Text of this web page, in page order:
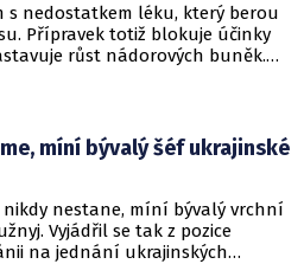
s nedostatkem léku, který berou
Přípravek totiž blokuje účinky
růst nádorových buněk.
míní bývalý šéf ukrajinské
nikdy nestane, míní bývalý vrchní
Vyjádřil se tak z pozice
na jednání ukrajinských